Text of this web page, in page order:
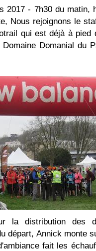
2017 - 7h30 du matin,
Nous rejoignons le
qui est déjà à pied
Domanial du
la distribution des
départ, Annick monte
fait les